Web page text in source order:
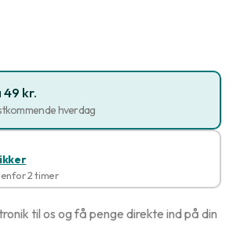
kr.
hverdag
2 timer
til os og få penge direkte ind på din